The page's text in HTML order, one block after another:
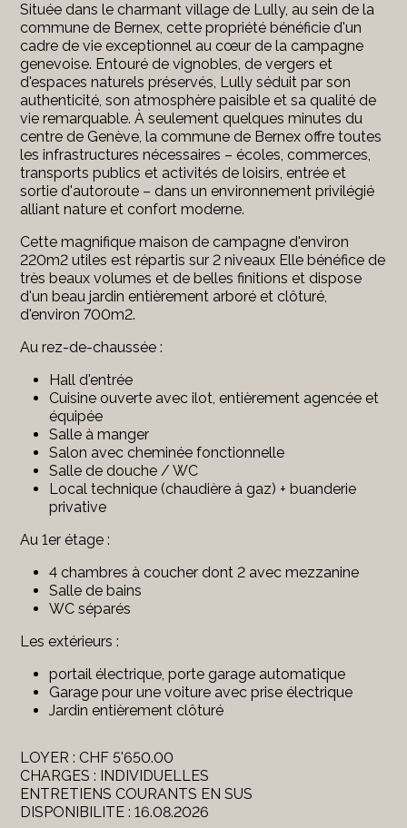
Située dans le charmant village de Lully, au sein de la
commune de Bernex, cette propriété bénéficie d'un
cadre de vie exceptionnel au cœur de la campagne
genevoise. Entouré de vignobles, de vergers et
d'espaces naturels préservés, Lully séduit par son
authenticité, son atmosphère paisible et sa qualité de
vie remarquable. À seulement quelques minutes du
centre de Genève, la commune de Bernex offre toutes
les infrastructures nécessaires – écoles, commerces,
transports publics et activités de loisirs, entrée et
sortie d'autoroute – dans un environnement privilégié
alliant nature et confort moderne.
Cette magnifique maison de campagne d'environ
220m2 utiles est répartis sur 2 niveaux Elle bénéfice de
très beaux volumes et de belles finitions et dispose
d'un beau jardin entièrement arboré et clôturé,
d'environ 700m2.
Au rez-de-chaussée :
Hall d'entrée
Cuisine ouverte avec ilot, entièrement agencée et
équipée
Salle à manger
Salon avec cheminée fonctionnelle
Salle de douche / WC
Local technique (chaudière à gaz) + buanderie
privative
Au 1er étage :
4 chambres à coucher dont 2 avec mezzanine
Salle de bains
WC séparés
Les extérieurs :
portail électrique, porte garage automatique
Garage pour une voiture avec prise électrique
Jardin entièrement clôturé
LOYER : CHF 5'650.00
CHARGES : INDIVIDUELLES
ENTRETIENS COURANTS EN SUS
DISPONIBILITE : 16.08.2026